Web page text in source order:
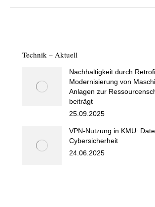
Technik – Aktuell
Nachhaltigkeit durch
Modernisierung von
Anlagen zur
beiträgt
25.09.2025
VPN-Nutzung in KMU:
Cybersicherheit
24.06.2025